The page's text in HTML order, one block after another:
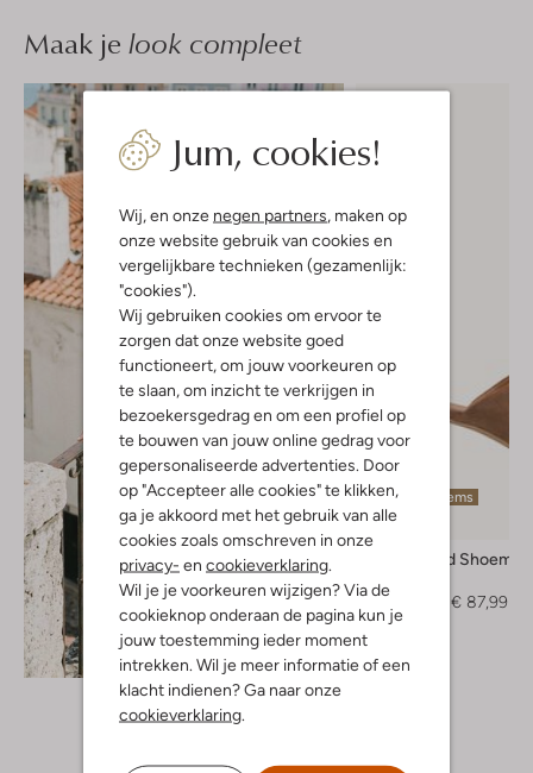
Jum, cookies!
Wij, en onze negen partners , maken op
onze website gebruik van cookies en
vergelijkbare technieken (gezamenlijk:
"cookies").
Wij gebruiken cookies om ervoor te
zorgen dat onze website goed
functioneert, om jouw voorkeuren op
te slaan, om inzicht te verkrijgen in
bezoekersgedrag en om een profiel op
te bouwen van jouw online gedrag voor
gepersonaliseerde advertenties. Door
op "Accepteer alle cookies" te klikken,
ga je akkoord met het gebruik van alle
cookies zoals omschreven in onze
privacy- en cookieverklaring
Wil je je voorkeuren wijzigen? Via de
cookieknop onderaan de pagina kun je
jouw toestemming ieder moment
intrekken. Wil je meer informatie of een
klacht indienen? Ga naar onze
cookieverklaring
Maak je look compleet
Ontdek de look
Laatste items
-20%
Vagabond
€ 109,99
€ 87,99